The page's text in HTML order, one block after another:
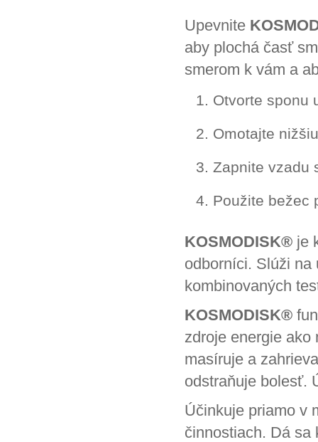
Upevnite
aby plochá časť
smerom k vám a
Otvorte sponu
Omotajte
Zapnite vzadu
Použite bežec
KOSMODISK® je
odborníci. Slúži na
kombinovaných
KOSMODISK®
zdroje energie ako
masíruje a
odstraňuje bolesť.
Účinkuje priamo v
činnostiach. Dá sa